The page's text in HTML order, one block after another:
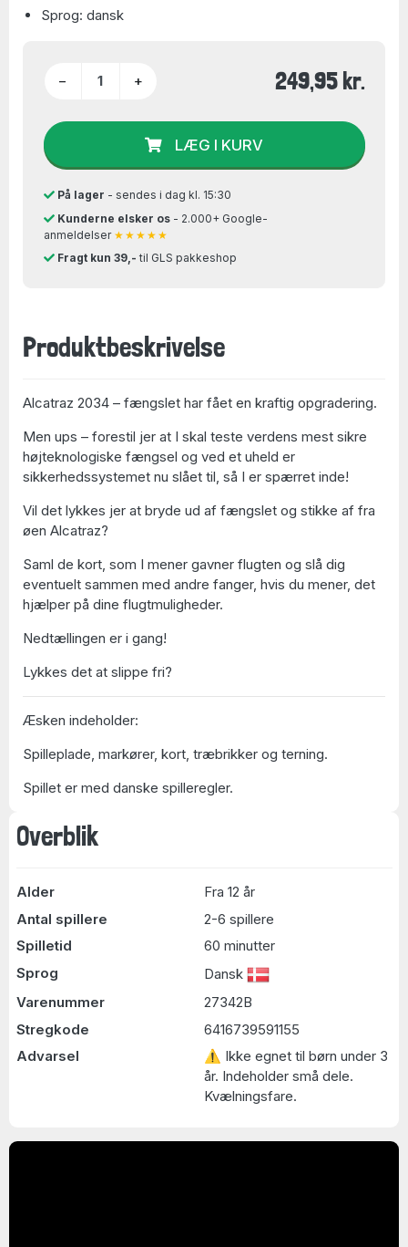
Overblik
Alder
Fra 12 år
Antal spillere
2-6 spillere
Spilletid
60 minutter
Sprog
Dansk
Varenummer
27342B
Stregkode
6416739591155
Advarsel
⚠ Ikke egnet til børn under 3
år. Indeholder små dele.
Kvælningsfare.
Sprog: dansk
− + 249,95 kr.
LÆG I KURV
På lager - sendes i dag kl. 15:30
Kunderne elsker os- 2.000+ Google-
anmeldelser ★★★★★
Fragt kun 39,- til GLS pakkeshop
Produktbeskrivelse
Alcatraz 2034 – fængslet har fået en kraftig opgradering.
Men ups – forestil jer at I skal teste verdens mest sikre
højteknologiske fængsel og ved et uheld er
sikkerhedssystemet nu slået til, så I er spærret inde!
Vil det lykkes jer at bryde ud af fængslet og stikke af fra
øen Alcatraz?
Saml de kort, som I mener gavner flugten og slå dig
eventuelt sammen med andre fanger, hvis du mener, det
hjælper på dine flugtmuligheder.
Nedtællingen er i gang!
Lykkes det at slippe fri?
Æsken indeholder:
Spilleplade, markører, kort, træbrikker og terning.
Spillet er med danske spilleregler.